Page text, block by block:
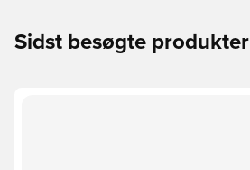
Sidst besøgte produkter